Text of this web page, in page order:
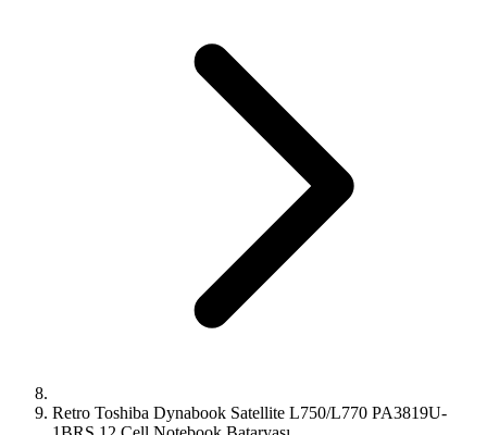
Retro Toshiba Dynabook Satellite L750/L770 PA3819U-